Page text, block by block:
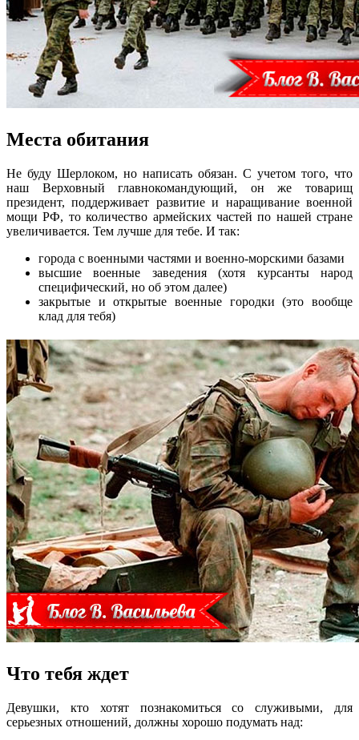
Места обитания
Не буду Шерлоком, но написать обязан. С учетом того, что
наш Верховный главнокомандующий, он же товарищ
президент, поддерживает развитие и наращивание военной
мощи РФ, то количество армейских частей по нашей стране
увеличивается. Тем лучше для тебе. И так:
города с военными частями и военно-морскими базами
высшие военные заведения (хотя курсанты народ
специфический, но об этом далее)
закрытые и открытые военные городки (это вообще
клад для тебя)
Что тебя ждет
Девушки, кто хотят познакомиться со служивыми, для
серьезных отношений, должны хорошо подумать над: